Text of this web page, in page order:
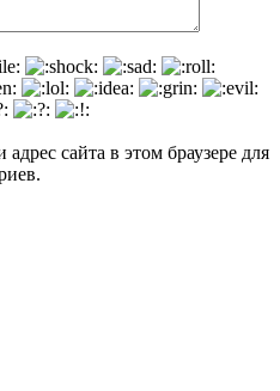
сайта в этом браузере для